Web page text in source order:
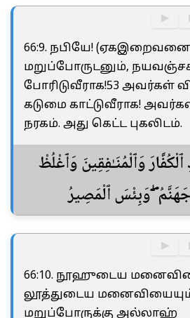
▶
66:9. நபியே!
மறுப்போருடனும்,
போரிடுவீராக!53 அவர்கள்
கடுமை காட்டுவீராக!
நரகம். அது கெட்ட புகலிடம்.
ٱلْكُفَّارَ وَٱلْمُنَـٰفِقِينَ وَٱغْلُظْ
وَبِئْسَ ٱلْمَصِيرُ
▶
66:10. நூஹுடைய
லூத்துடைய
மறுப்போருக்கு அல்லாஹ்